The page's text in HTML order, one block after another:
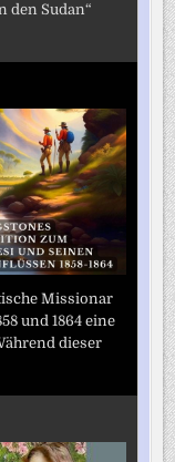
den Sudan“
Missionar
und 1864 eine
dieser